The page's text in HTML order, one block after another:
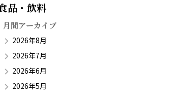
品・飲料​
月間アーカイブ
2026年8月
2026年7月
2026年6月
2026年5月